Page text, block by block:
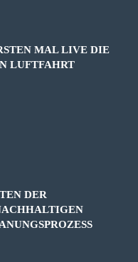
MAL LIVE DIE
LUFTFAHRT
DER